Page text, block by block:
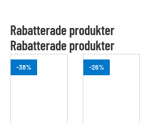
Rabatterade produkter
Rabatterade produkter
-38% -26%